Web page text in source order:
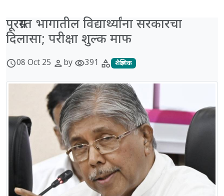
पूरग्रस्त भागातील विद्यार्थ्यांना सरकारचा
दिलासा; परीक्षा शुल्क माफ
schedule08 Oct 25 personby visibility391 category शैक्षणिक